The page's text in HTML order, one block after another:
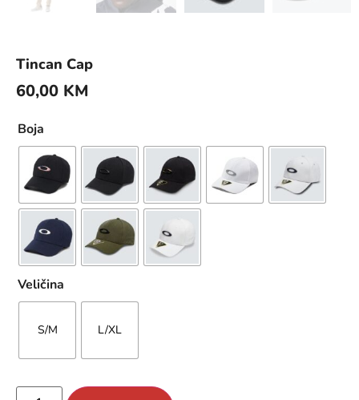
Tincan Cap
60,00 KM
Boja
Veličina
S/M L/XL